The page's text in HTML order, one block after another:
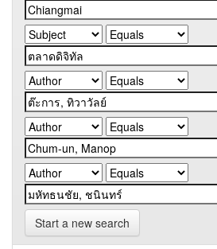
Start a new search